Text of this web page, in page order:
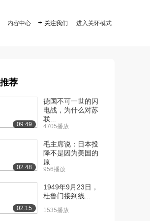
内容中心  关注我们 进入关怀模式
荐
09:49
德国不可一世的闪
电战，为什么对苏
联...
4705播放
02:48
毛主席说：日本投
降不是因为美国的
原...
956播放
02:15
1949年9月23日，
杜鲁门接到线...
1535播放